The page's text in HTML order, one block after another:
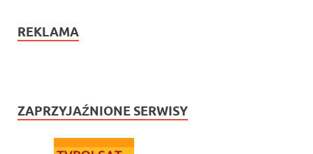
REKLAMA
ZAPRZYJAŹNIONE SERWISY